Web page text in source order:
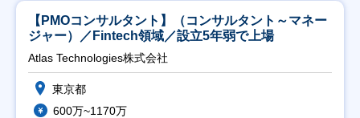
【PMOコンサルタント】（コンサルタント～マネー
ジャー）／Fintech領域／設立5年弱で上場
Atlas Technologies株式会社
東京都
600万~1170万